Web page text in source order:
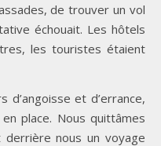
de trouver un vol
échouait. Les hôtels
les touristes étaient
d’angoisse et d’errance,
place. Nous quittâmes
nous un voyage